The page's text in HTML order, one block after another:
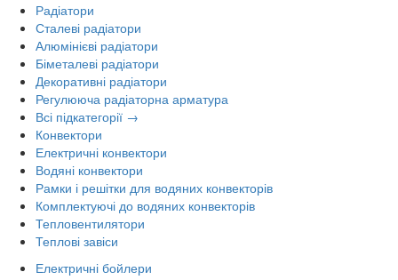
Радіатори
Сталеві радіатори
Алюмінієві радіатори
Біметалеві радіатори
Декоративні радіатори
Регулююча радіаторна арматура
Всі підкатегорії →
Конвектори
Електричні конвектори
Водяні конвектори
Рамки і решітки для водяних конвекторів
Комплектуючі до водяних конвекторів
Тепловентилятори
Теплові завіси
Електричні бойлери